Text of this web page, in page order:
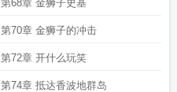
第68章 金狮子史基
第70章 金狮子的冲击
第72章 开什么玩笑
第74章 抵达香波地群岛